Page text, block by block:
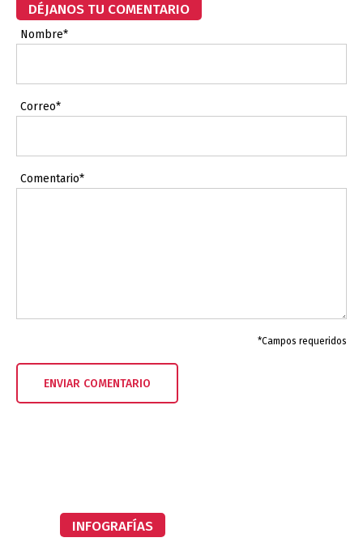
DÉJANOS TU COMENTARIO
Nombre*
Correo*
Comentario*
*Campos requeridos
INFOGRAFÍAS